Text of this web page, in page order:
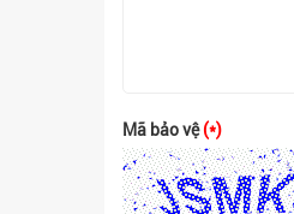
Mã bảo vệ(*)